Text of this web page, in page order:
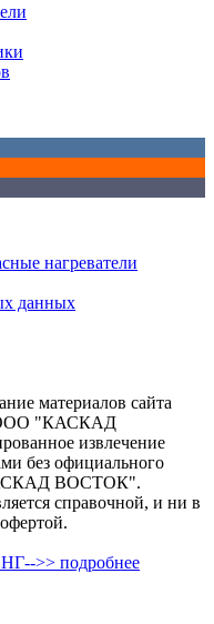
нагреватели
данных
материалов сайта
ООО "КАСКАД
извлечение
без официального
ВОСТОК".
справочной, и ни в
>> подробнее